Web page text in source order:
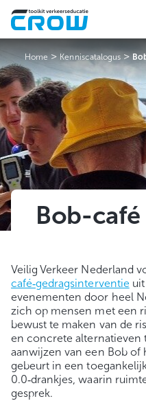
naar
inhoud
Home>Kenniscatalogus>
Bob-café
Veilig Verkeer Nederland
café‑gedragsinterventie
evenementen door heel
zich op mensen met een
bewust te maken van de
en concrete alternatieven
aanwijzen van een Bob of
gebeurt in een
0.0‑drankjes, waarin
gesprek.